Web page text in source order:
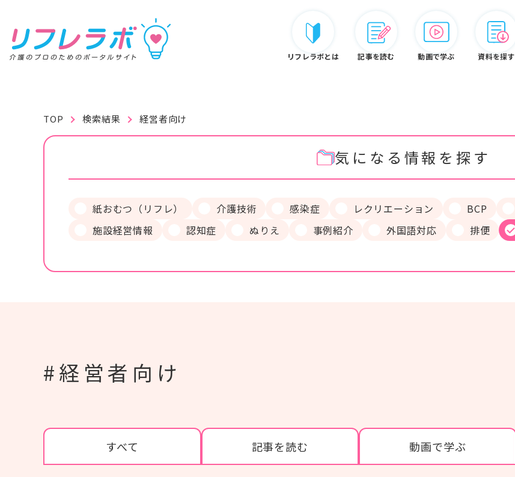
リフレラボとは 記事を読む 動画で学ぶ 資料を探す
キーワードから探す
#紙おむつ（リフレ） #介護技術 #感染症 #レクリエーション
#BCP
個人情報保護方針 お問い合わせ
TOP 検索結果 経営者向け
気になる情報を探す
紙おむつ（リフレ） 介護技術 感染症 レクリエーション BCP
施設経営情報
認知症 ぬりえ 事例紹介 外国語対応 排便
#経営者向け
すべて 記事を読む 動画で学ぶ